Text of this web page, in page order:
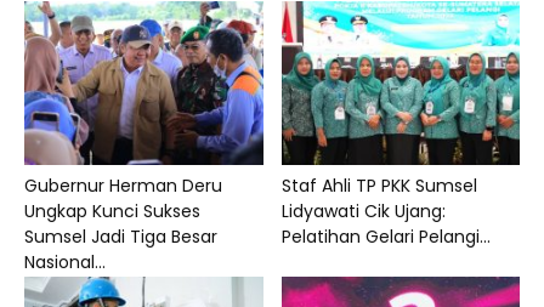
Gubernur Herman Deru
Ungkap Kunci Sukses
Sumsel Jadi Tiga Besar
Nasional...
Staf Ahli TP PKK Sumsel
Lidyawati Cik Ujang:
Pelatihan Gelari Pelangi...